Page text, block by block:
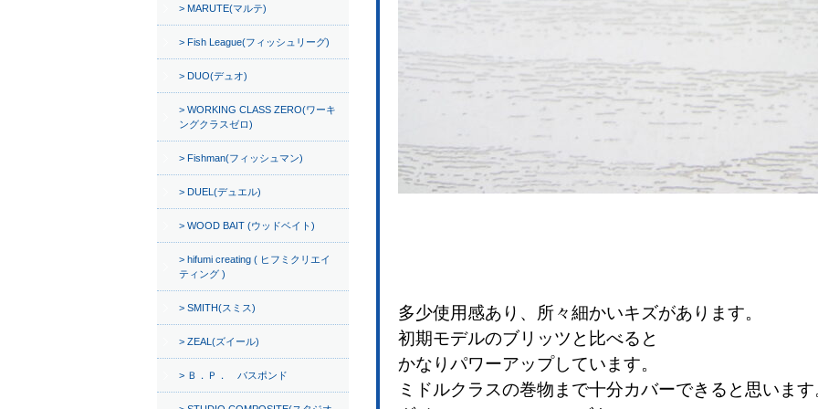
多少使用感あり、所々細かいキズがあります。
初期モデルのブリッツと比べると
かなりパワーアップしています。
ミドルクラスの巻物まで十分カバーできると思います
MARUTE(マルテ)
Fish League(フィッシュリーグ)
DUO(デュオ)
WORKING CLASS ZERO(ワーキ
ングクラスゼロ)
Fishman(フィッシュマン)
DUEL(デュエル)
WOOD BAIT (ウッドベイト)
hifumi creating ( ヒフミクリエイ
ティング )
SMITH(スミス)
ZEAL(ズイール)
Ｂ．Ｐ． バスポンド